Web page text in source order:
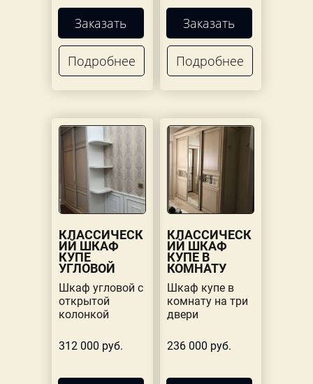
Заказать
Подробнее
Заказать
Подробнее
КЛАССИЧЕСК
ИЙ ШКАФ
КУПЕ
УГЛОВОЙ
Шкаф угловой с
открытой
колонкой
312 000 руб.
КЛАССИЧЕСК
ИЙ ШКАФ
КУПЕ В
КОМНАТУ
Шкаф купе в
комнату на три
двери
236 000 руб.